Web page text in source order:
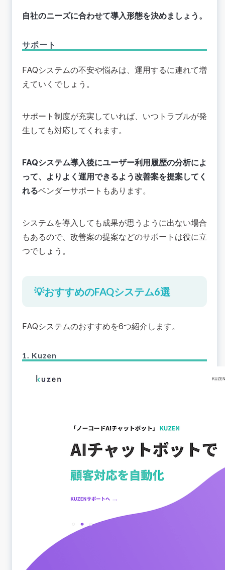
自社のニーズに合わせて導入形態を決めましょう。
サポート
FAQシステムの不安や悩みは、運用するに連れて増
えていくでしょう。
サポート制度が充実していれば、いつトラブルが発
生しても対応してくれます。
FAQシステム導入後にユーザー利用履歴の分析によ
って、よりよく運用できるよう改善案を提案してく
れるベンダーサポートもあります。
システムを導入しても成果が思うように出ない場合
もあるので、改善案の提案などのサポートは役に立
つでしょう。
💡おすすめのFAQシステム6選
FAQシステムのおすすめを6つ紹介します。
1. Kuzen